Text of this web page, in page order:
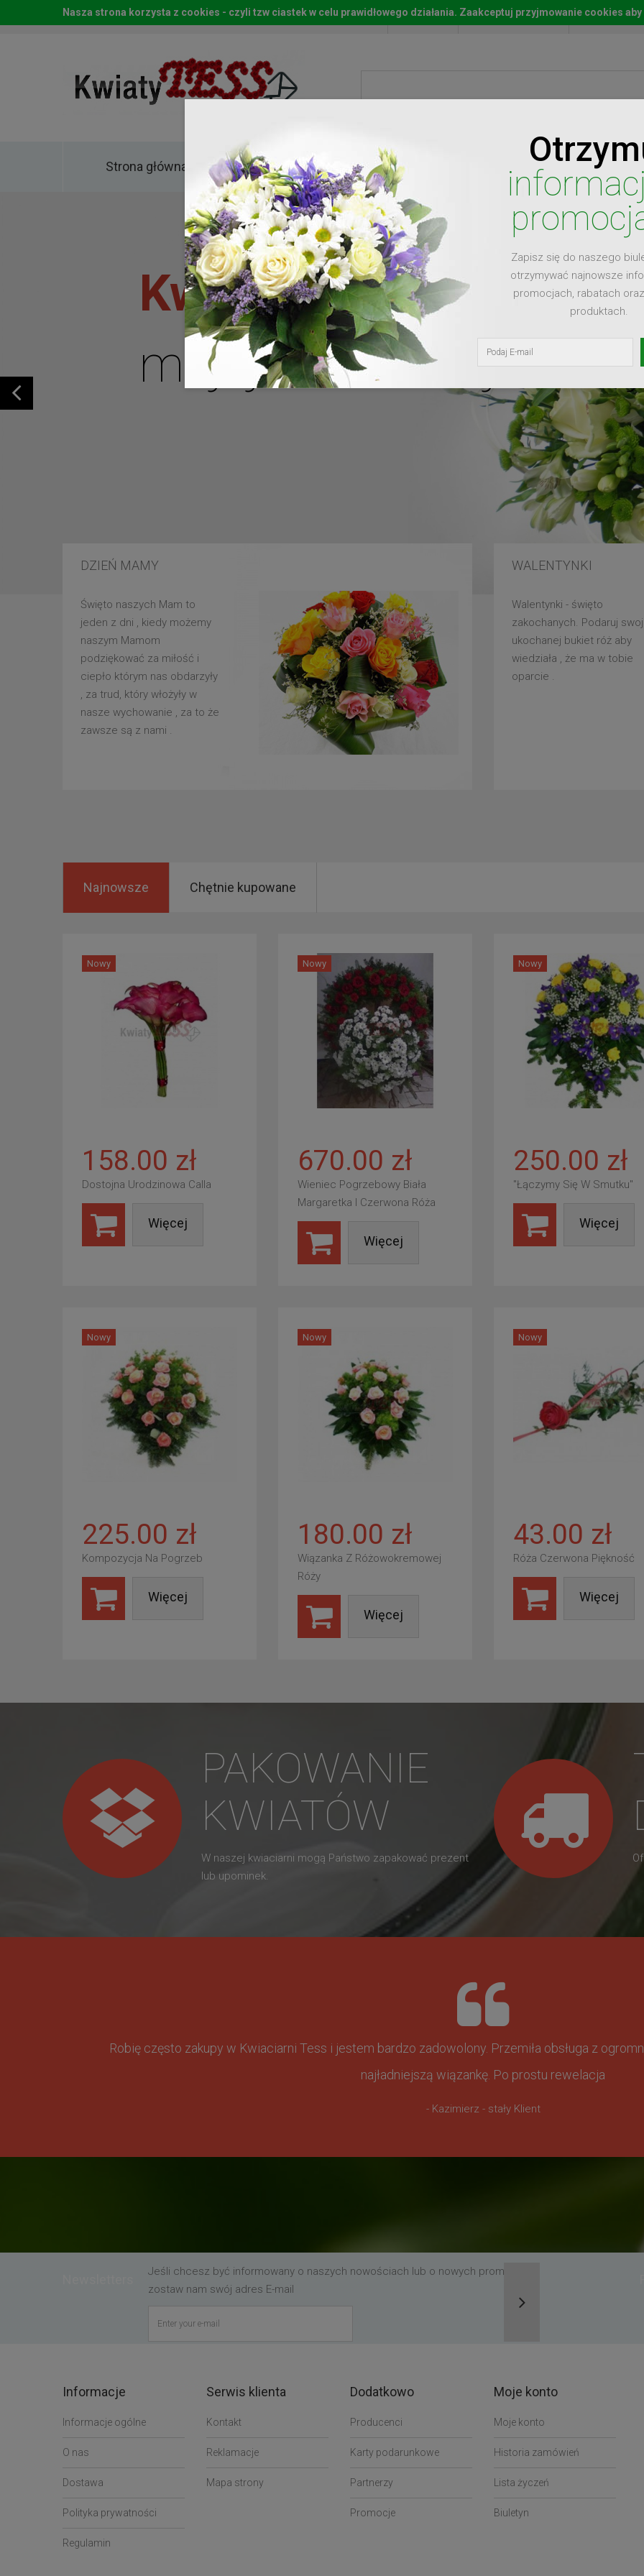
Start Moje konto Lista
Strona główna Kwiaty
Kwiaty dla
mojej ukochanej
DZIEŃ MAMY
Święto naszych Mam to
jeden z dni , kiedy możemy
naszym Mamom
podziękować za miłość i
ciepło którym nas obdarzyły
, za trud, który włożyły w
nasze wychowanie , za to że
zawsze są z nami .
WALENTYNKI
Walentynki - święto
zakochanych. Podaruj
ukochanej bukiet róż aby
wiedziała , że ma w tobie
oparcie .
Zapisz się do naszego
otrzymywać najnowsze
promocjach, rabatach
produktach.
Najnowsze Chętnie kupowane
Nowy
158.00 zł
Dostojna Urodzinowa Calla
Więcej
Nowy
670.00 zł
Wieniec Pogrzebowy Biała
Margaretka I Czerwona Róża
Więcej
Nowy
250.00 zł
"Łączymy Się W Smutku"
Więcej
Nowy
225.00 zł
Kompozycja Na Pogrzeb
Więcej
Nowy
180.00 zł
Wiązanka Z Różowokremowej
Róży
Więcej
Nowy
43.00 zł
Róża Czerwona Piękność
Więcej
PAKOWANIE
KWIATÓW
W naszej kwiaciarni mogą Państwo zapakować prezent
lub upominek.
Robię często zakupy w Kwiaciarni Tess i jestem bardzo zadowolony. Przemiła obsługa z
najładniejszą wiązankę. Po prostu rewelacja
- Kazimierz - stały Klient
Jeśli chcesz być informowany o naszych nowościach lub o nowych promocjach,
zostaw nam swój adres E-mail
Nasza strona korzysta z cookies - czyli tzw ciastek w celu prawidłowego działania. Zaakceptuj przyjmowanie cookies
Informacje
Informacje ogólne
O nas
Dostawa
Polityka prywatności
Regulamin
Serwis klienta
Kontakt
Reklamacje
Mapa strony
Dodatkowo
Producenci
Karty podarunkowe
Partnerzy
Promocje
Moje konto
Moje konto
Historia zamówień
Lista życzeń
Biuletyn